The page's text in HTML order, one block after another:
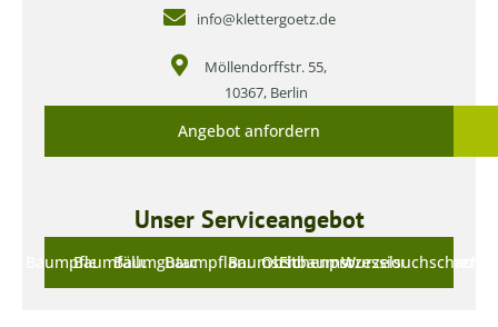
info@klettergoetz.de
Möllendorffstr. 55,
10367, Berlin
Angebot anfordern
Unser Serviceangebot
BaumpflegeBaumfällung
Baumgutachten
Baumpflanzung
Baumschnitt
Obstbaumschnitt
Eichenprozessionsspinner